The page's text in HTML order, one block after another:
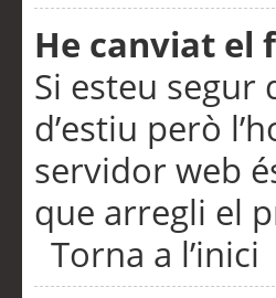
He canviat el
Si esteu
d’estiu però
servidor web
que arregli el
Torna a l’inici